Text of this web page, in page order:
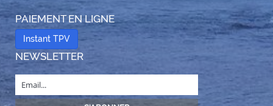
PAIEMENT EN LIGNE
Instant TPV
NEWSLETTER